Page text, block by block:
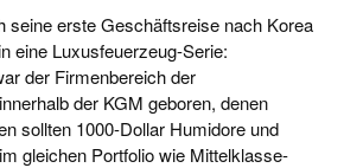
seine erste Geschäftsreise nach Korea
eine Luxusfeuerzeug-Serie:
der Firmenbereich der
der KGM geboren, denen
sollten 1000-Dollar Humidore und
gleichen Portfolio wie Mittelklasse-